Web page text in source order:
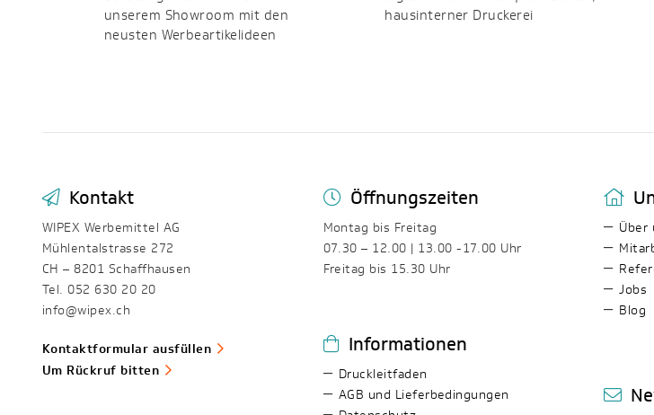
unserem Showroom mit den
neusten Werbeartikelideen
haus­interner Druckerei
Kontakt
WIPEX Werbemittel AG
Mühlentalstrasse 272
CH – 8201 Schaffhausen
Tel. 052 630 20 20
info@wipex.ch
Kontaktformular ausfüllen
Um Rückruf bitten
Öffnungszeiten
Montag bis Freitag
07.30 – 12.00 | 13.00 -17.00 Uhr
Freitag bis 15.30 Uhr
Informationen
Druckleitfaden
AGB und Lieferbedingungen
Über
Jobs
Blog